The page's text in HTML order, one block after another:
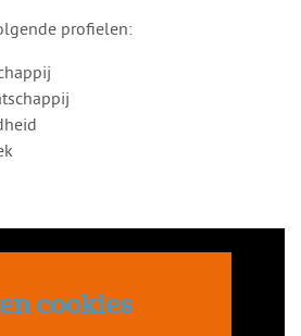
cookies
profielen: